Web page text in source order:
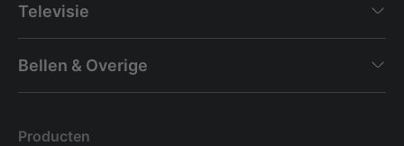
Televisie
Bellen & Overige
Producten